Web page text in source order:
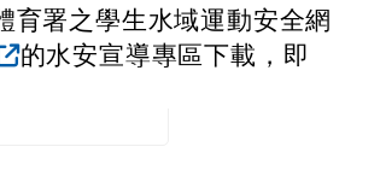
育署之學生水域運動安全網
的水安宣導專區下載，即